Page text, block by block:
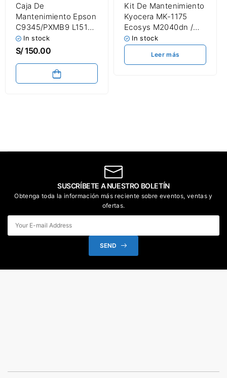
Caja De
Mantenimiento Epson
C9345/PXMB9 L15150
/ L15160 / L8160 /
L8180 / EC-C7000
In stock
S/150.00
Kit De Mantenimiento
Kyocera MK-1175
Ecosys M2040dn /
M2640idw 300,000
Páginas
In stock
Leer más
SUSCRÍBETE A NUESTRO BOLETÍN
Obtenga toda la información más reciente sobre eventos, ventas y
ofertas.
SEND